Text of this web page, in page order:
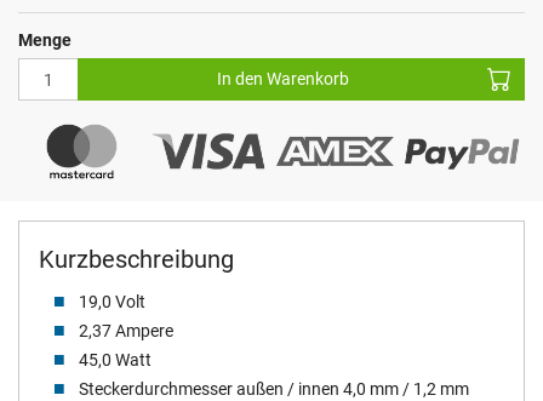
Kurzbeschreibung
19,0 Volt
2,37 Ampere
45,0 Watt
Steckerdurchmesser außen / innen 4,0 mm / 1,2 mm
Menge
In den Warenkorb